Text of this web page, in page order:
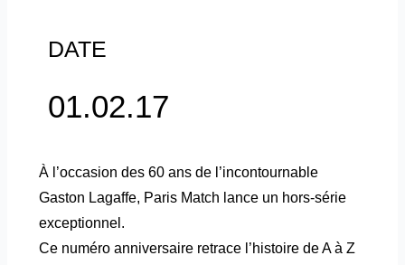
DATE
01.02.17
À l’occasion des 60 ans de l’incontournable
Gaston Lagaffe, Paris Match lance un hors-série
exceptionnel.
Ce numéro anniversaire retrace l’histoire de A à Z